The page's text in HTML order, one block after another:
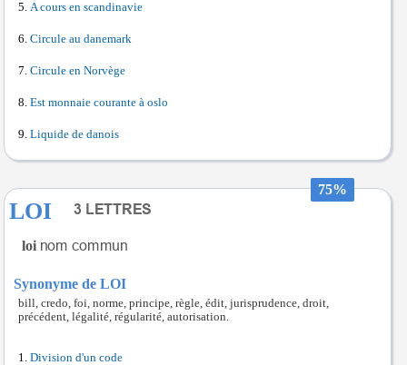
A cours en scandinavie
Circule au danemark
Circule en Norvège
Est monnaie courante à oslo
Liquide de danois
75%
LOI
loi
Synonyme de LOI
bill, credo, foi, norme, principe, règle, édit, jurisprudence, droit,
précédent, légalité, régularité, autorisation.
Division d'un code